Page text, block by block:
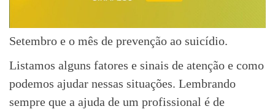
Setembro e o mês de prevenção ao suicídio.
Listamos alguns fatores e sinais de atenção e como
podemos ajudar nessas situações. Lembrando
sempre que a ajuda de um profissional é de